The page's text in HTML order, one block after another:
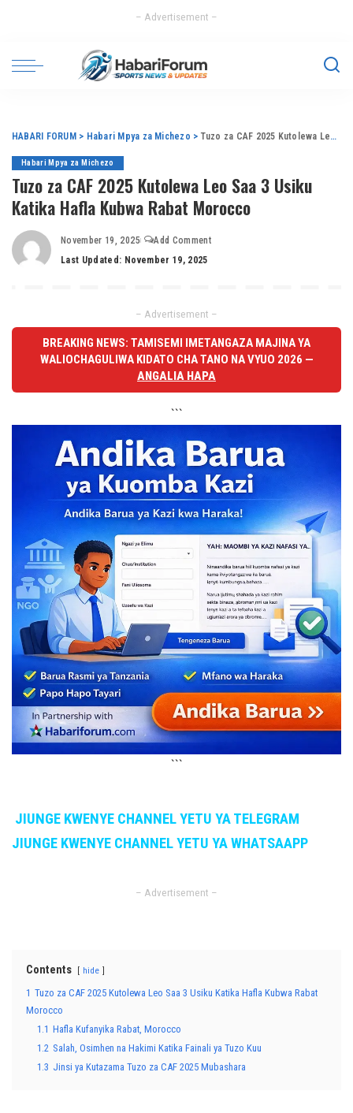
– Advertisement –
HABARI FORUM > Habari Mpya za Michezo > Tuzo za CAF 2025 Kutolewa Leo Saa 3 Usiku Katika Hafla Kubwa Rabat Morocco
Habari Mpya za Michezo
Tuzo za CAF 2025 Kutolewa Leo Saa 3 Usiku
Katika Hafla Kubwa Rabat Morocco
November 19, 2025
Add Comment
Last Updated: November 19, 2025
– Advertisement –
BREAKING NEWS: TAMISEMI IMETANGAZA MAJINA YA
WALIOCHAGULIWA KIDATO CHA TANO NA VYUO 2026 —
ANGALIA HAPA
```
```
JIUNGE KWENYE CHANNEL YETU YA TELEGRAM
JIUNGE KWENYE CHANNEL YETU YA WHATSAAPP
– Advertisement –
Contents hide
1 Tuzo za CAF 2025 Kutolewa Leo Saa 3 Usiku Katika Hafla Kubwa Rabat
Morocco
1.1 Hafla Kufanyika Rabat, Morocco
1.2 Salah, Osimhen na Hakimi Katika Fainali ya Tuzo Kuu
1.3 Jinsi ya Kutazama Tuzo za CAF 2025 Mubashara